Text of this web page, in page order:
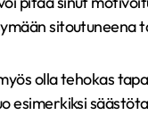
sitoutuneena
olla tehokas
esimerkiksi